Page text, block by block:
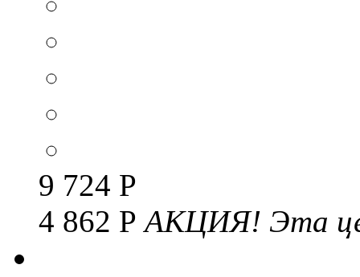
9 724 Р
4 862 Р АКЦИЯ! Эта